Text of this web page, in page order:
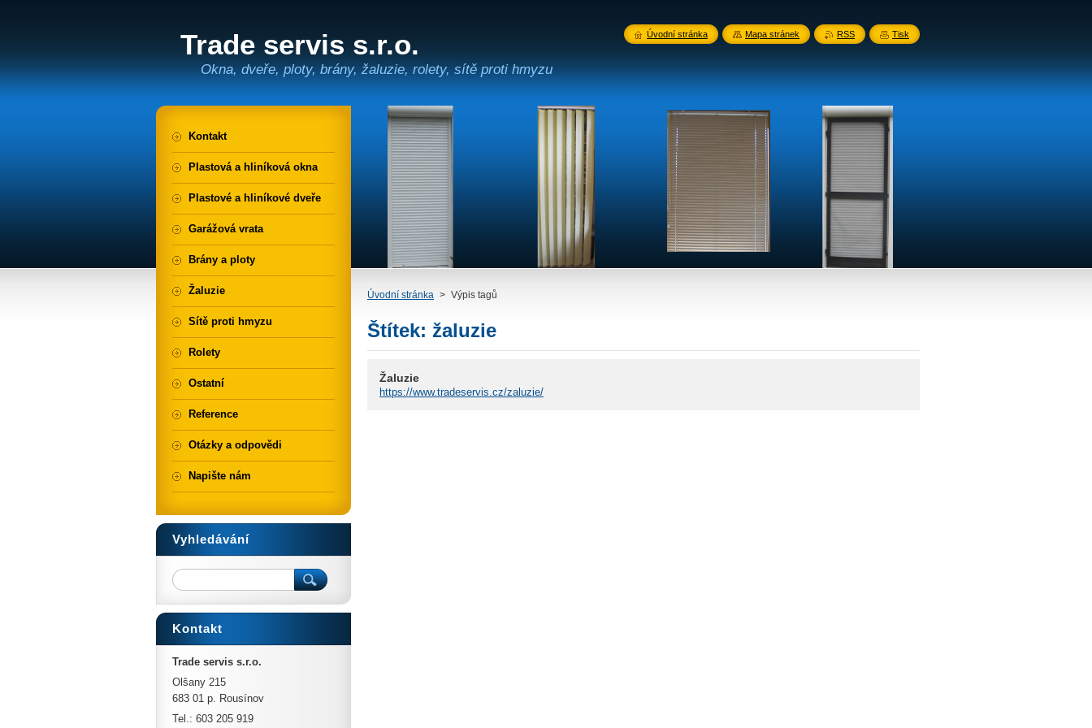
Trade servis s.r.o.
Okna, dveře, ploty, brány, žaluzie, rolety, sítě proti hmyzu
Úvodní stránka > Výpis tagů
Štítek: žaluzie
Žaluzie
https://www.tradeservis.cz/zaluzie/
Kontakt
Plastová a hliníková okna
Plastové a hliníkové dveře
Garážová vrata
Brány a ploty
Žaluzie
Sítě proti hmyzu
Rolety
Ostatní
Reference
Otázky a odpovědi
Napište nám
Vyhledávání
Kontakt
Trade servis s.r.o.
Olšany 215
683 01 p. Rousínov
Tel.: 603 205 919
Úvodní stránka Mapa stránek RSS Tisk